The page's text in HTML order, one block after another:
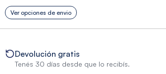
Ver opciones de envio
Devolución gratis
Tenés 30 días desde que lo recibís.